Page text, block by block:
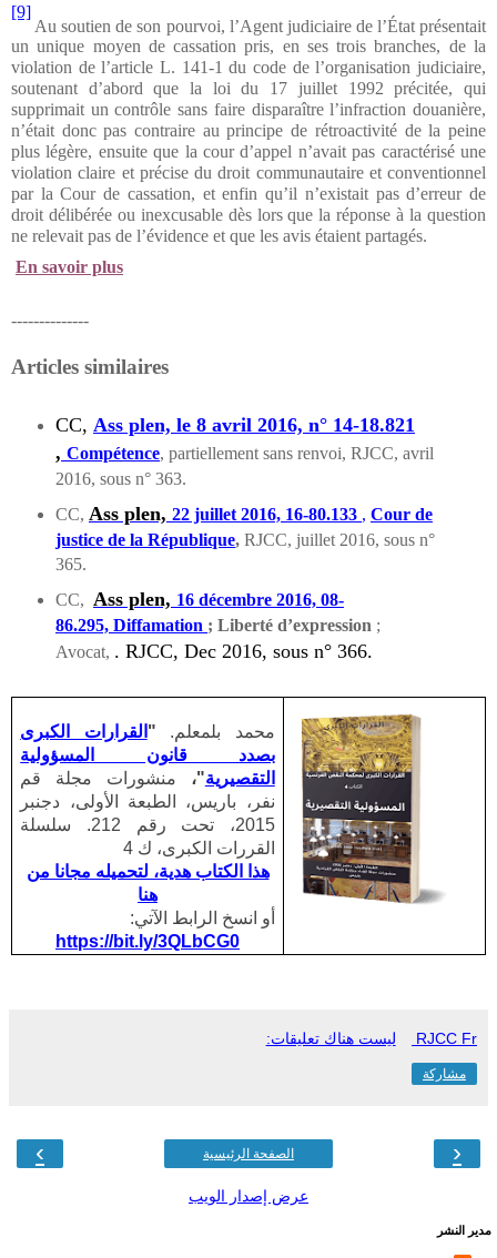
[9]
Au soutien de son pourvoi, l’Agent judiciaire de l’État présentait
un unique moyen de cassation pris, en ses trois branches, de la
violation de l’article L. 141-1 du code de l’organisation judiciaire,
soutenant d’abord que la loi du 17 juillet 1992 précitée, qui
supprimait un contrôle sans faire disparaître l’infraction douanière,
n’était donc pas contraire au principe de rétroactivité de la peine
plus légère, ensuite que la cour d’appel n’avait pas caractérisé une
violation claire et précise du droit communautaire et conventionnel
par la Cour de cassation, et enfin qu’il n’existait pas d’erreur de
droit délibérée ou inexcusable dès lors que la réponse à la question
ne relevait pas de l’évidence et que les avis étaient partagés.
En savoir plus
--------------
Articles similaires
CC, Ass plen, le 8 avril 2016, n° 14-18.821
, Compétence, partiellement sans renvoi, RJCC, avril
2016, sous n° 363.
CC, Ass plen, 22 juillet 2016, 16-80.133 , Cour de
justice de la République, RJCC, juillet 2016, sous n°
365.
CC, Ass plen, 16 décembre 2016, 08-
86.295, Diffamation ; Liberté d’expression ;
Avocat, . RJCC, Dec 2016, sous n° 366.
محمد بلمعلم. " القرارات الكبرى
بصدد قانون المسؤولية
التقصيرية"،
منشورات مجلة قم
نفر، باريس، الطبعة الأولى، دجنبر
2015، تحت رقم 212. سلسلة
القررات الكبرى، ك 4
هذا الكتاب هدية، لتحميله مجانا من
هنا
أو انسخ الرابط الآتي:
https://bit.ly/3QLbCG0
RJCC Fr ليست هناك تعليقات:
مشاركة
‹
› الصفحة الرئيسية
عرض إصدار الويب
مدير النشر